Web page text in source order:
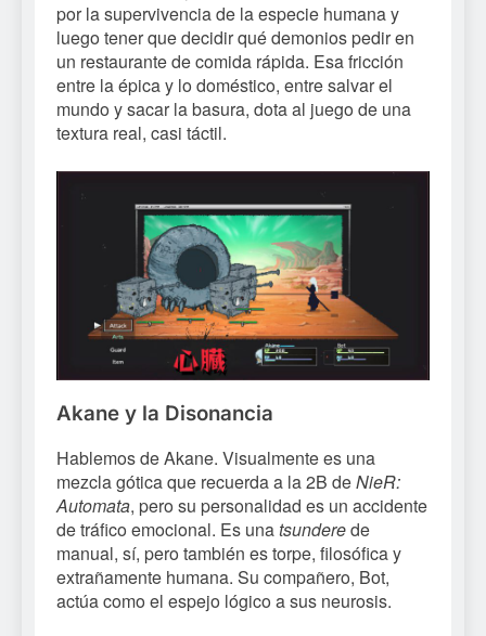
por la supervivencia de la especie humana y
luego tener que decidir qué demonios pedir en
un restaurante de comida rápida. Esa fricción
entre la épica y lo doméstico, entre salvar el
mundo y sacar la basura, dota al juego de una
textura real, casi táctil.
Akane y la Disonancia
Hablemos de Akane. Visualmente es una
mezcla gótica que recuerda a la 2B deNieR:
Automata, pero su personalidad es un accidente
de tráfico emocional. Es unatsunderede
manual, sí, pero también es torpe, filosófica y
extrañamente humana. Su compañero, Bot,
actúa como el espejo lógico a sus neurosis.